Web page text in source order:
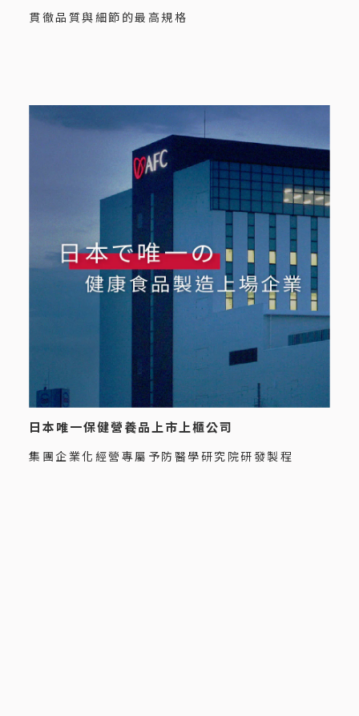
貫徹品質與細節的最高規格
日本唯一保健營養品上市上櫃公司
集團企業化經營專屬予防醫學研究院研發製程